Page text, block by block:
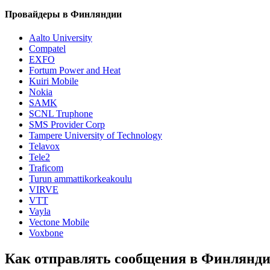
Провайдеры в Финляндии
Aalto University
Compatel
EXFO
Fortum Power and Heat
Kuiri Mobile
Nokia
SAMK
SCNL Truphone
SMS Provider Corp
Tampere University of Technology
Telavox
Tele2
Traficom
Turun ammattikorkeakoulu
VIRVE
VTT
Vayla
Vectone Mobile
Voxbone
Как отправлять сообщения в